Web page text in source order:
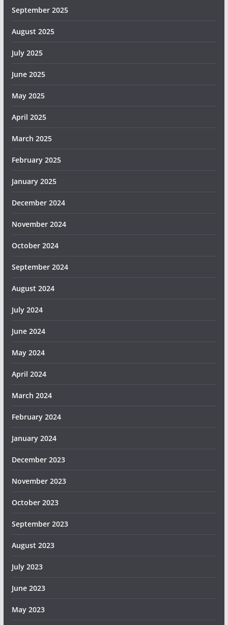
September 2025
August 2025
July 2025
June 2025
May 2025
April 2025
March 2025
February 2025
January 2025
December 2024
November 2024
October 2024
September 2024
August 2024
July 2024
June 2024
May 2024
April 2024
March 2024
February 2024
January 2024
December 2023
November 2023
October 2023
September 2023
August 2023
July 2023
June 2023
May 2023